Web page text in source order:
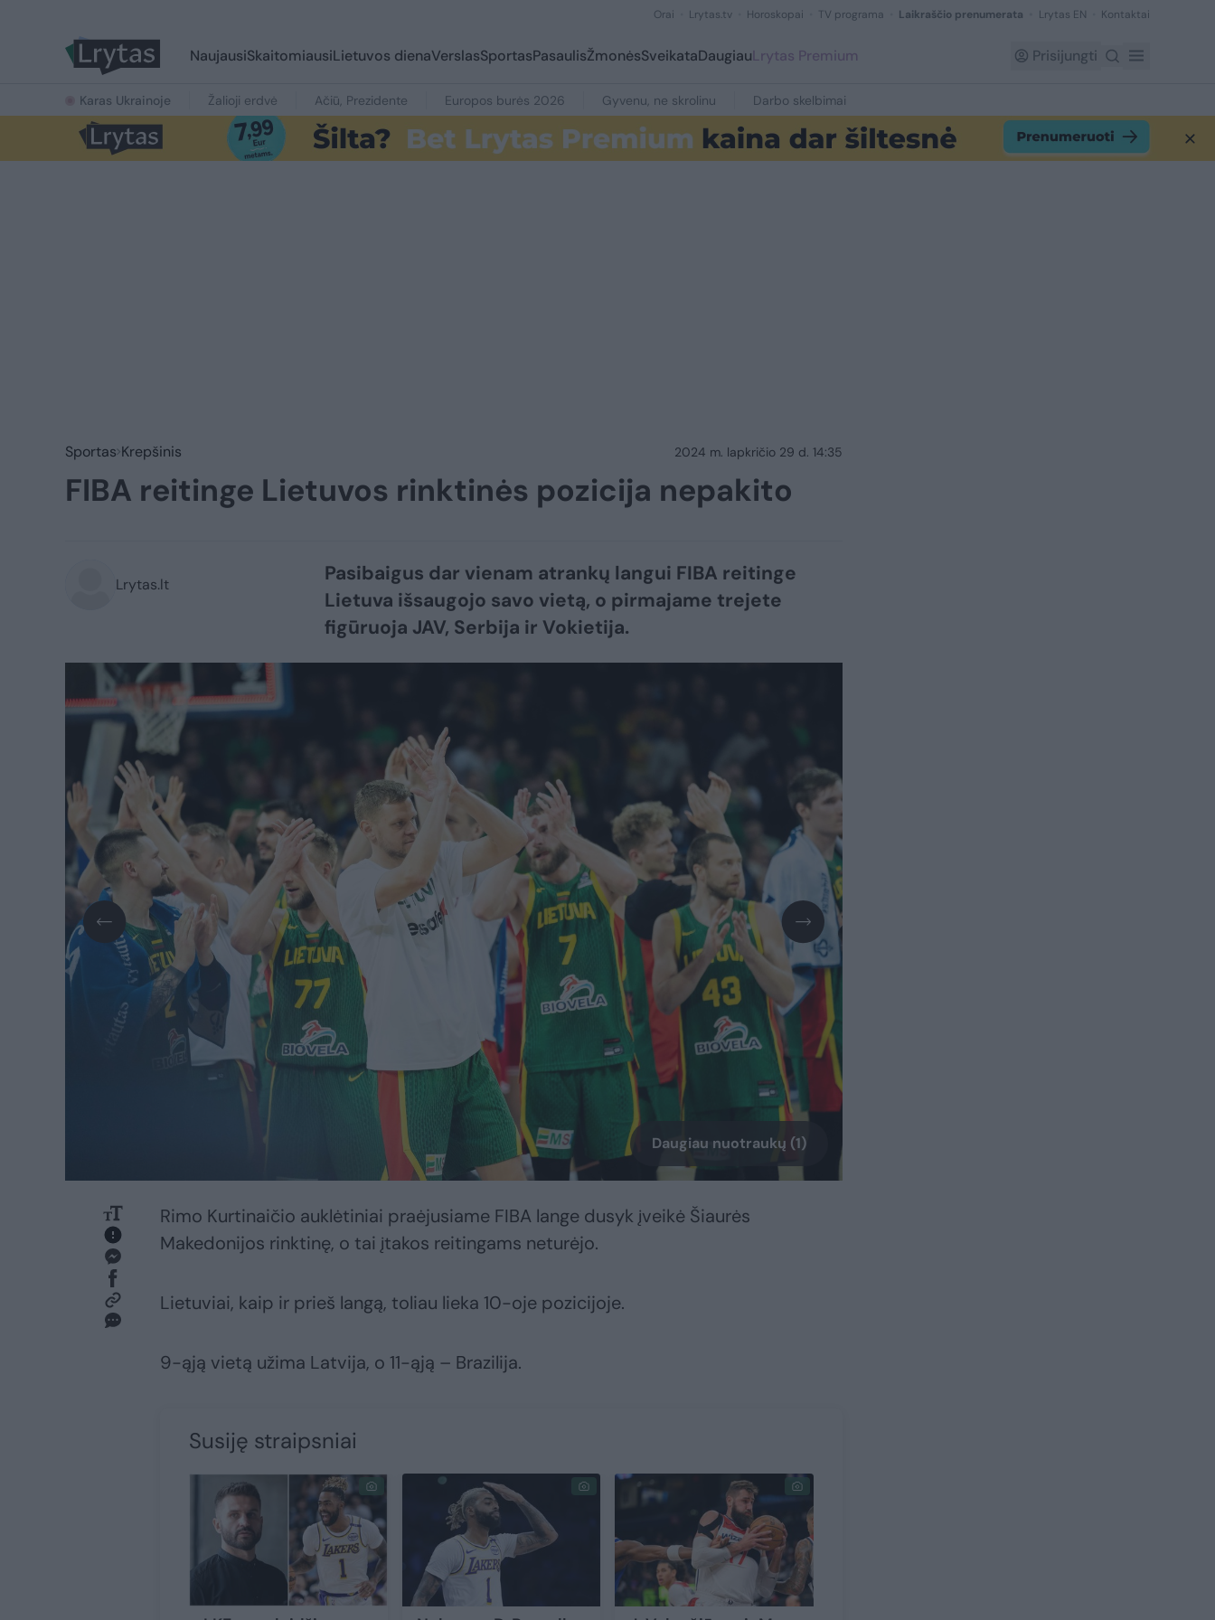
Orai Lrytas.tv Horoskopai TV programa Laikraščio prenumerata Lrytas EN Kontaktai
NaujausiSkaitomiausiLietuvos dienaVerslasSportasPasaulisŽmonėsSveikataDaugiauLrytas Premium Prisijungti
Karas Ukrainoje Žalioji erdvė Ačiū, Prezidente Europos burės 2026 Gyvenu, ne skrolinu Darbo skelbimai
Sportas Krepšinis 2024 m. lapkričio 29 d. 14:35
FIBA reitinge Lietuvos rinktinės pozicija nepakito
Lrytas.lt
Pasibaigus dar vienam atrankų langui FIBA reitinge
Lietuva išsaugojo savo vietą, o pirmajame trejete
figūruoja JAV, Serbija ir Vokietija.
Daugiau nuotraukų (1)
Rimo Kurtinaičio auklėtiniai praėjusiame FIBA lange dusyk įveikė Šiaurės
Makedonijos rinktinę, o tai įtakos reitingams neturėjo.
Lietuviai, kaip ir prieš langą, toliau lieka 10-oje pozicijoje.
9-ąją vietą užima Latvija, o 11-ąją – Brazilija.
Susiję straipsniai